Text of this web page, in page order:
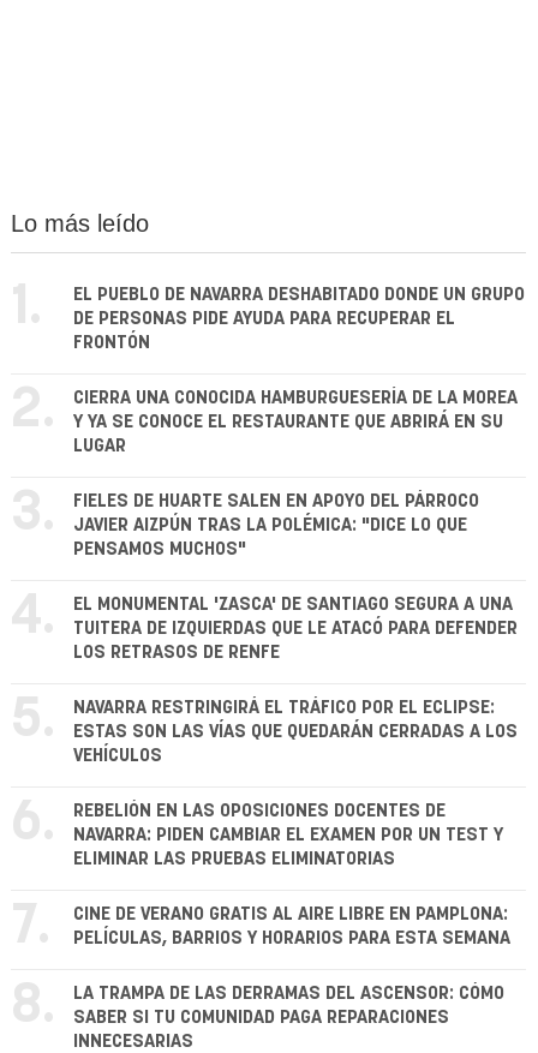
Lo más leído
1.
EL PUEBLO DE NAVARRA DESHABITADO DONDE UN GRUPO
DE PERSONAS PIDE AYUDA PARA RECUPERAR EL
FRONTÓN
2.
CIERRA UNA CONOCIDA HAMBURGUESERÍA DE LA MOREA
Y YA SE CONOCE EL RESTAURANTE QUE ABRIRÁ EN SU
LUGAR
3.
FIELES DE HUARTE SALEN EN APOYO DEL PÁRROCO
JAVIER AIZPÚN TRAS LA POLÉMICA: "DICE LO QUE
PENSAMOS MUCHOS"
4.
EL MONUMENTAL 'ZASCA' DE SANTIAGO SEGURA A UNA
TUITERA DE IZQUIERDAS QUE LE ATACÓ PARA DEFENDER
LOS RETRASOS DE RENFE
5.
NAVARRA RESTRINGIRÁ EL TRÁFICO POR EL ECLIPSE:
ESTAS SON LAS VÍAS QUE QUEDARÁN CERRADAS A LOS
VEHÍCULOS
6.
REBELIÓN EN LAS OPOSICIONES DOCENTES DE
NAVARRA: PIDEN CAMBIAR EL EXAMEN POR UN TEST Y
ELIMINAR LAS PRUEBAS ELIMINATORIAS
7.
CINE DE VERANO GRATIS AL AIRE LIBRE EN PAMPLONA:
PELÍCULAS, BARRIOS Y HORARIOS PARA ESTA SEMANA
8.
LA TRAMPA DE LAS DERRAMAS DEL ASCENSOR: CÓMO
SABER SI TU COMUNIDAD PAGA REPARACIONES
INNECESARIAS